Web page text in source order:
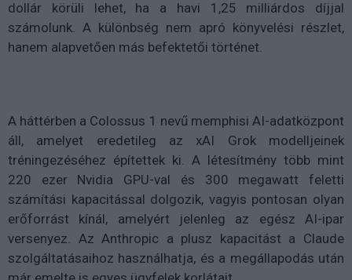
dollár körüli lehet, ha a havi 1,25 milliárdos díjjal
számolunk. A különbség nem apró könyvelési részlet,
hanem alapvetően más befektetői történet.
A háttérben a Colossus 1 nevű memphisi AI-adatközpont
áll, amelyet eredetileg az xAI Grok modelljeinek
tréningezéséhez építettek ki. A létesítmény több mint
220 ezer Nvidia GPU-val és 300 megawatt feletti
számítási kapacitással dolgozik, vagyis pontosan olyan
erőforrást kínál, amelyért jelenleg az egész AI-ipar
versenyez. Az Anthropic a plusz kapacitást a Claude
szolgáltatásaihoz használhatja, és a megállapodás után